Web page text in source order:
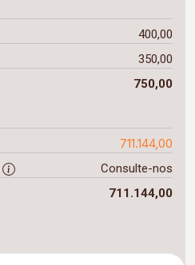
400,00
350,00
750,00
711.144,00
Consulte-nos
711.144,00